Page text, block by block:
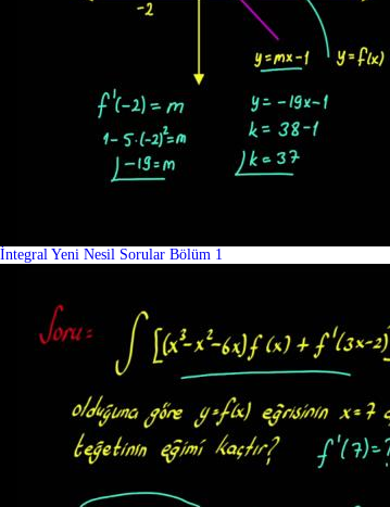
İntegral Yeni Nesil Sorular Bölüm 1